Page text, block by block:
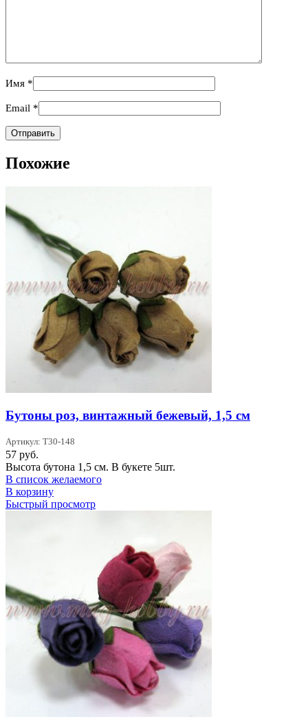
Имя *
Email *
Похожие
Бутоны роз, винтажный бежевый, 1,5 см
Артикул: T30-148
57 руб.
Высота бутона 1,5 см. В букете 5шт.
В список желаемого
В корзину
Быстрый просмотр